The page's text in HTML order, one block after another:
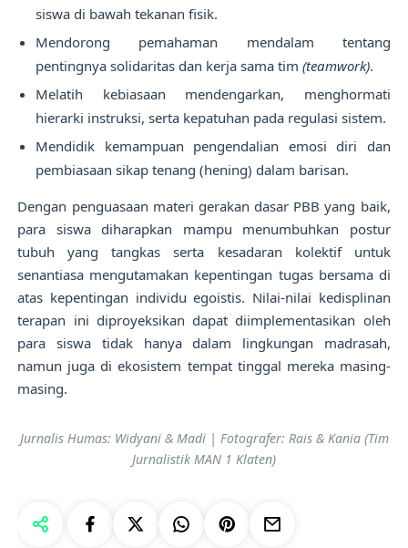
siswa di bawah tekanan fisik.
Mendorong pemahaman mendalam tentang
pentingnya solidaritas dan kerja sama tim(teamwork).
Melatih kebiasaan mendengarkan, menghormati
hierarki instruksi, serta kepatuhan pada regulasi sistem.
Mendidik kemampuan pengendalian emosi diri dan
pembiasaan sikap tenang (hening) dalam barisan.
Dengan penguasaan materi gerakan dasar PBB yang baik,
para siswa diharapkan mampu menumbuhkan postur
tubuh yang tangkas serta kesadaran kolektif untuk
senantiasa mengutamakan kepentingan tugas bersama di
atas kepentingan individu egoistis. Nilai-nilai kedisplinan
terapan ini diproyeksikan dapat diimplementasikan oleh
para siswa tidak hanya dalam lingkungan madrasah,
namun juga di ekosistem tempat tinggal mereka masing-
masing.
Jurnalis Humas: Widyani & Madi | Fotografer: Rais & Kania (Tim
Jurnalistik MAN 1 Klaten)